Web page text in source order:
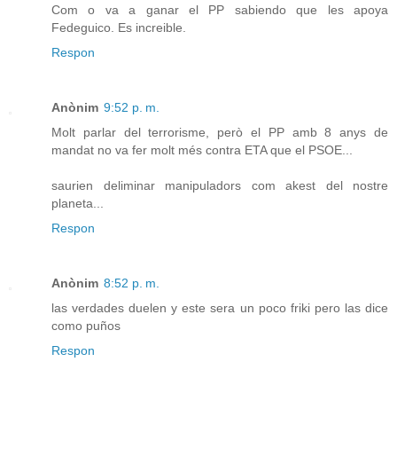
Com o va a ganar el PP sabiendo que les apoya
Fedeguico. Es increible.
Respon
Anònim 9:52 p. m.
Molt parlar del terrorisme, però el PP amb 8 anys de
mandat no va fer molt més contra ETA que el PSOE...
saurien deliminar manipuladors com akest del nostre
planeta...
Respon
Anònim 8:52 p. m.
las verdades duelen y este sera un poco friki pero las dice
como puños
Respon